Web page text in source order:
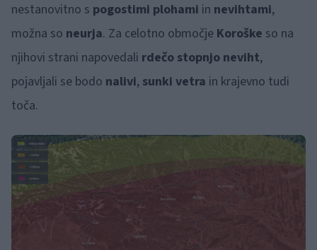
nestanovitno s pogostimi plohami in nevihtami,
možna so neurja. Za celotno območje Koroške so na
njihovi strani napovedali rdečo stopnjo neviht,
pojavljali se bodo nalivi, sunki vetra in krajevno tudi
toča.